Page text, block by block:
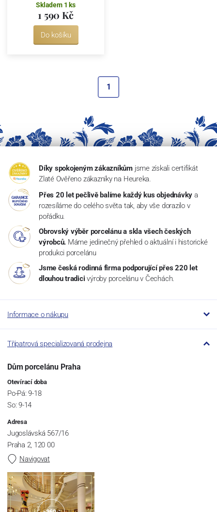
Skladem 1 ks
1 590 Kč
Do košíku
1
Díky spokojeným zákazníkům jsme získali certifikát
Zlaté Ověřeno zákazníky na Heureka.
Přes 20 let pečlivě balíme každý kus objednávky a
rozesíláme do celého světa tak, aby vše dorazilo v
pořádku.
Obrovský výběr porcelánu a skla všech českých
výrobců. Máme jedinečný přehled o aktuální i historické
produkci porcelánu
Jsme česká rodinná firma podporující přes 220 let
dlouhou tradici výroby porcelánu v Čechách.
Informace o nákupu
Třípatrová specializovaná prodejna
Dům porcelánu Praha
Otevírací doba
Po-Pá: 9-18
So: 9-14
Adresa
Jugoslávská 567/16
Praha 2, 120 00
Navigovat